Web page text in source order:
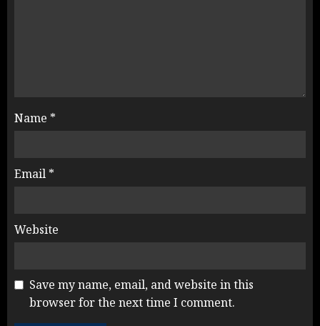
Name *
Email *
Website
Save my name, email, and website in this
browser for the next time I comment.
Yogi Government ने विज्ञापनों पर